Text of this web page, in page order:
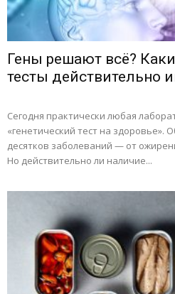
Гены решают всё?
тесты действительно
Сегодня практически любая
«генетический тест на здоровье».
десятков заболеваний — от
Но действительно ли наличие...